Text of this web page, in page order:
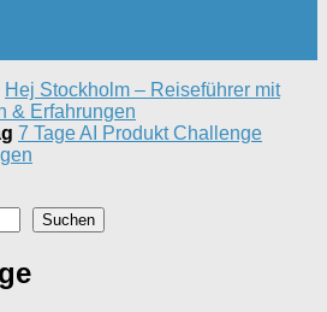
Hej Stockholm – Reiseführer mit
& Erfahrungen
7 Tage AI Produkt Challenge
Suchen